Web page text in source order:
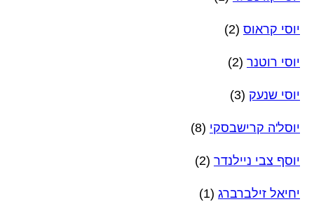
יוסי קראוס (2)
יוסי רוטנר (2)
יוסי שנעק (3)
יוסל'ה קרישבסקי (8)
יוסף צבי ניילנדר (2)
יחיאל זילברברג (1)